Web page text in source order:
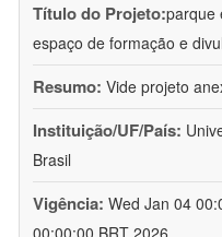
Título do Projeto:parque
espaço de formação e
Resumo: Vide projeto
Instituição/UF/País:
Brasil
Vigência: Wed Jan 04